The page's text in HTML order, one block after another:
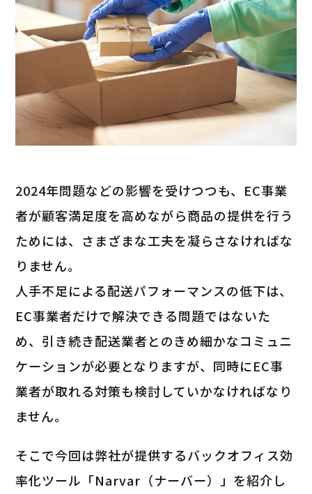
2024年問題などの影響を受けつつも、EC事業
者が顧客満足度を高めながら商品の提供を行う
ためには、さまざまな工夫を凝らさなければな
りません。
人手不足による配送パフォーマンスの低下は、
EC事業者だけで解決できる問題ではないた
め、引き続き配送業者とのきめ細かなコミュニ
ケーションが必要となりますが、同時にEC事
業者が取れる対策も検討していかなければなり
ません。
そこで今回は弊社が提供するバックオフィス効
率化ツール「Narvar（ナーバー）」を紹介し